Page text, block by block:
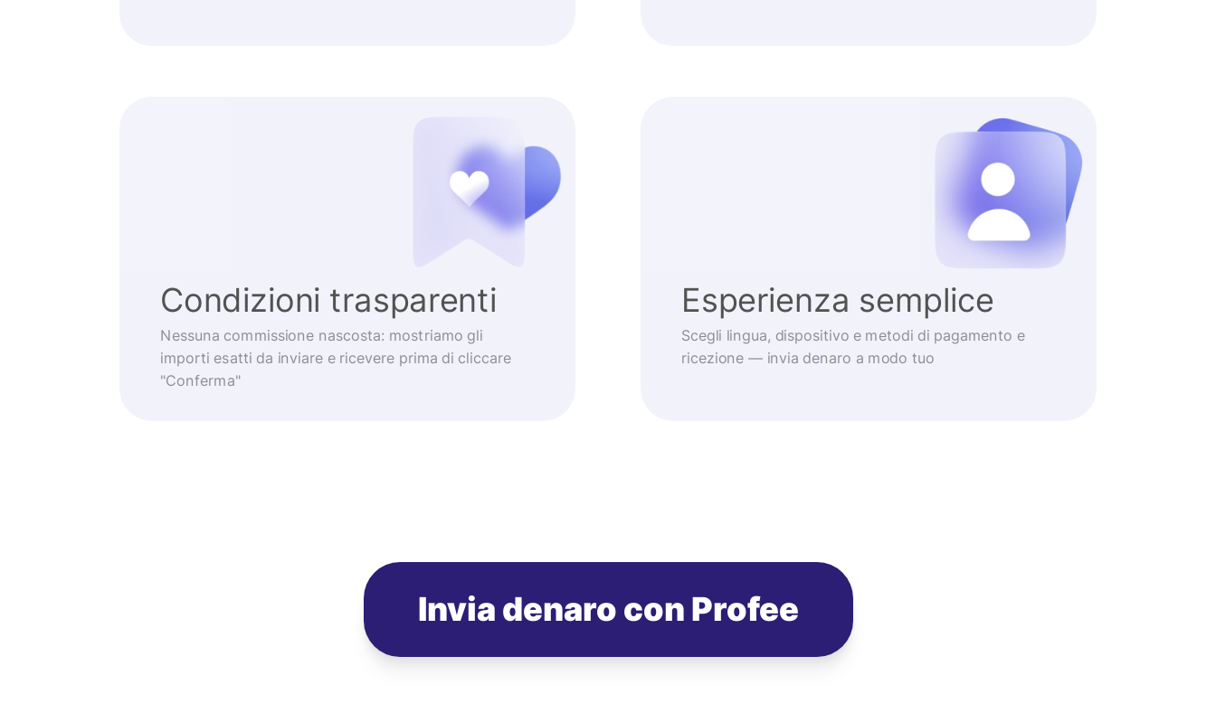
Condizioni trasparenti
Nessuna commissione nascosta: mostriamo gli
importi esatti da inviare e ricevere prima di cliccare
"Conferma"
Esperienza semplice
Scegli lingua, dispositivo e metodi di pagamento e
ricezione — invia denaro a modo tuo
Invia denaro con Profee